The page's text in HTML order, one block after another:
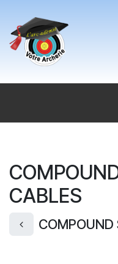
CABLES
COMPOUND